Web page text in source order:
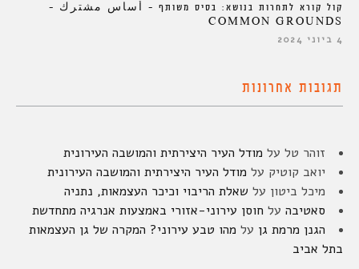
קול קורא לתחרות בנושא: בסיס משותף – أساس مشترك –
COMMON GROUNDS
4 ביוני 2024
תגובות אחרונות
זוהר טל על מודל העיר היצירתית והמושבה העירונית
יואב קוטיק על מודל העיר היצירתית והמושבה העירונית
מיכל ביטון על שאלת הריבוי וכיכר העצמאות, נתניה
סאטיבה על חוסן עירוני-אזורי באמצעות אנרגיה מתחדשת
הגנן מרמת גן על מהו טבע עירוני? המקרה של גן העצמאות
בתל אביב